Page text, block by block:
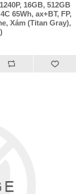
16GB, 512GB
65Wh, ax+BT, FP,
Xám (Titan Gray),